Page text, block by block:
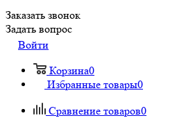
Заказать звонок
Задать вопрос
Войти
Корзина0
Избранные товары0
Сравнение товаров0